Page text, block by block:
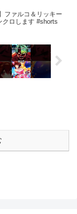
ファルコ＆リッキー
クロします #shorts